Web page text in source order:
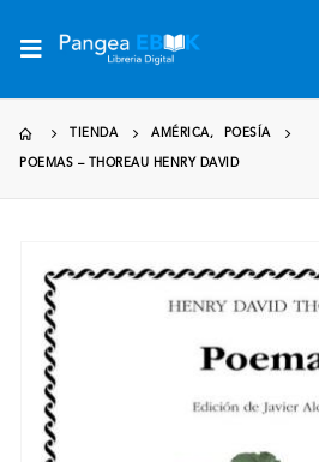
TIENDA AMÉRICA, POESÍA
POEMAS – THOREAU HENRY DAVID